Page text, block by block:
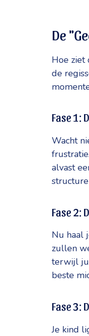
De
Hoe ziet
de
Fase 1:
Wacht
alvast
Fase 2:
Nu haal
zullen
terwijl
beste
Fase 3:
Je kind